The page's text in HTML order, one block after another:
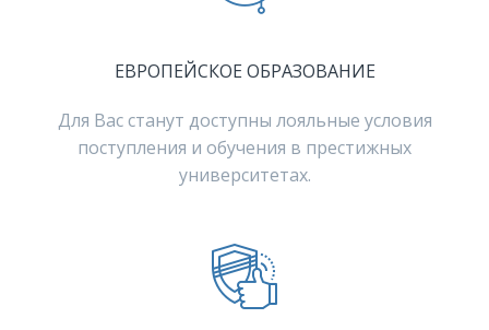
ЕВРОПЕЙСКОЕ ОБРАЗОВАНИЕ
Для Вас станут доступны лояльные условия
поступления и обучения в престижных
университетах.